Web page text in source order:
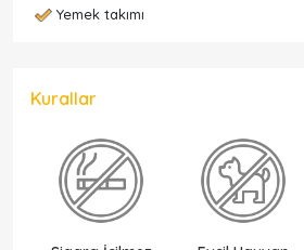
Yemek takımı
Kurallar